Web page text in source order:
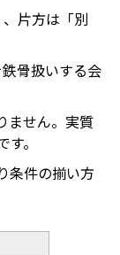
片方は「別
骨扱いする会
ません。実質
。
条件の揃い方